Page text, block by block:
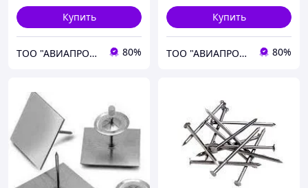
Купить
ТОО "АВИАПРОМСТАЛЬ" 80%
Купить
ТОО "АВИАПРОМСТАЛЬ" 80%